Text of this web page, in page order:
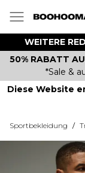
WEITERE
50% RABATT
*Sale &
Diese Website
Sportbekleidung /